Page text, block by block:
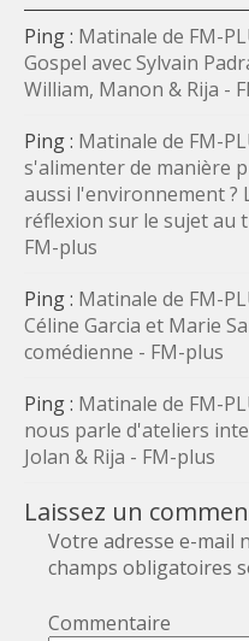
Ping : Matinale de FM-
Gospel avec Sylvain
William, Manon & Rija -
Ping : Matinale de FM-
s'alimenter de manière
aussi l'environnement ?
réflexion sur le sujet au
FM-plus
Ping : Matinale de FM-
Céline Garcia et Marie
comédienne - FM-plus
Ping : Matinale de FM-
nous parle d'ateliers
Jolan & Rija - FM-plus
Laissez un
Votre adresse e-mail
champs obligatoires
Commentaire